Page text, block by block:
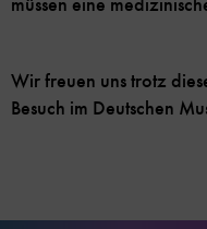
Wir freuen uns trotz
Besuch im Deutschen